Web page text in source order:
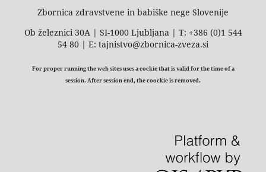
Zbornica zdravstvene in babiške nege Slovenije
Ob železnici 30A | SI-1000 Ljubljana | T: +386 (0)1 544
54 80 | E: tajnistvo@zbornica-zveza.si
For proper running the web sites uses a cockie that is valid for the time of a
session. After session end, the coockie is removed.